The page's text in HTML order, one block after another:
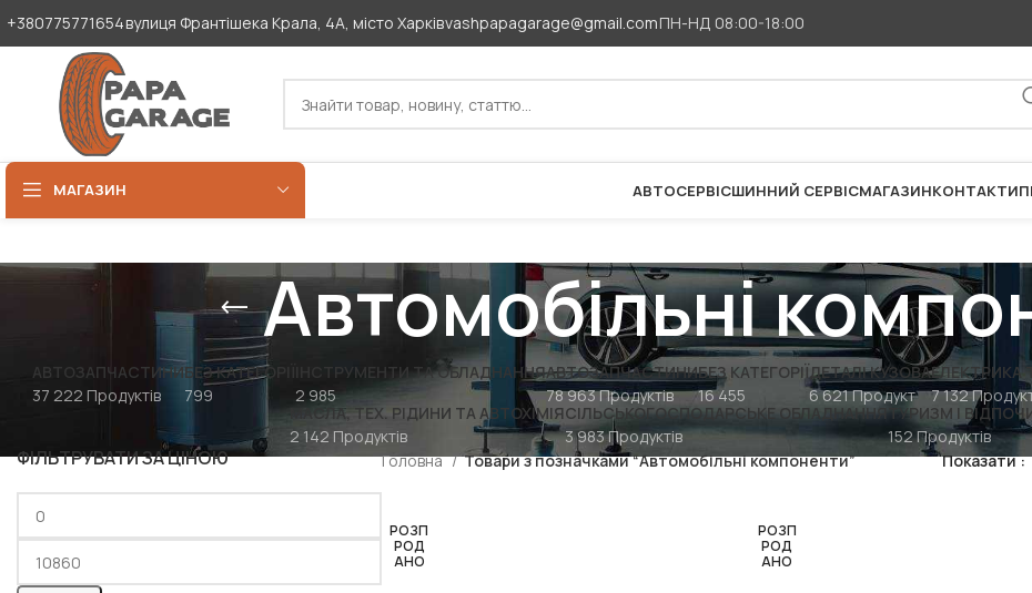
+380775771654вулиця Франтішека Крала, 4А, місто Харківvashpapagarage@gmail.comПН-НД 08:00-18:00
МАГАЗИН АВТОСЕРВІСШИННИЙ СЕРВІСМАГАЗИНКОНТАКТИ
Автомобільні
АВТОЗАПЧАСТИНИ
37 222 Продуктів
БЕЗ КАТЕГОРІЇ
799
ІНСТРУМЕНТИ ТА ОБЛАДНАННЯ
2 985
АВТОЗАПЧАСТИНИ
78 963 Продуктів
БЕЗ КАТЕГОРІЇ
16 455
ДЕТАЛІ КУЗОВА
6 621 Продукт
ЕЛЕКТРИКА
7 132
МАСЛА, ТЕХ. РІДИНИ ТА АВТОХІМІЯ
2 142 Продуктів
СІЛЬСЬКОГОСПОДАРСЬКЕ ОБЛАДНАННЯ
3 983 Продуктів
ТУРИЗМ І
152 Продуктів
ФІЛЬТРУВАТИ ЗА ЦІНОЮ Головна Товари з позначками “Автомобільні компоненти” Показати
РОЗП
РОД
АНО
РОЗП
РОД
АНО